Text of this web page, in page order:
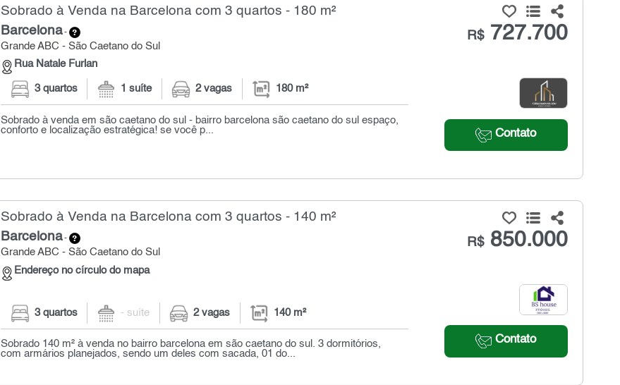
Sobrado à Venda na Barcelona com 3 quartos - 180 m²
Barcelona-
Grande ABC - São Caetano do Sul
Rua Natale Furlan
R$727.700
Contato
3 quartos 1 suíte 2 vagas 180 m²
Sobrado à venda em são caetano do sul - bairro barcelona são caetano do sul espaço,
conforto e localização estratégica! se você p...
Sobrado à Venda na Barcelona com 3 quartos - 140 m²
Barcelona-
Grande ABC - São Caetano do Sul
Endereço no círculo do mapa
R$850.000
Contato
3 quartos - suíte 2 vagas 140 m²
Sobrado 140 m² à venda no bairro barcelona em são caetano do sul. 3 dormitórios,
com armários planejados, sendo um deles com sacada, 01 do...